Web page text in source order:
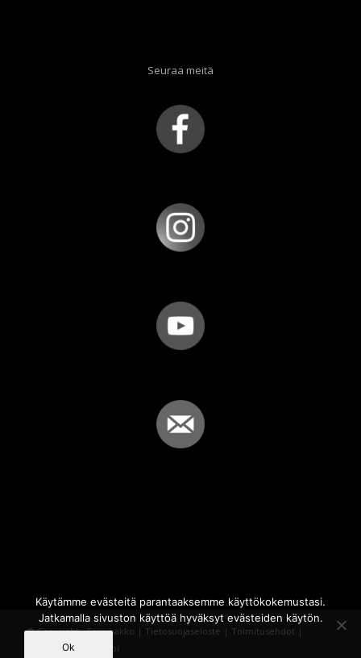
Seuraa meitä
© Copyright - Sammakko | Tietosuojaseloste | Toimitusehdot |
Powered by
iQWebbi
Käytämme evästeitä parantaaksemme käyttökokemustasi.
Jatkamalla sivuston käyttöä hyväksyt evästeiden käytön.
Ok